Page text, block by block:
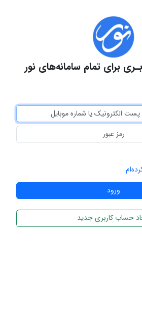
برای تمام سامانه‌های نور
حساب کاربری جدید